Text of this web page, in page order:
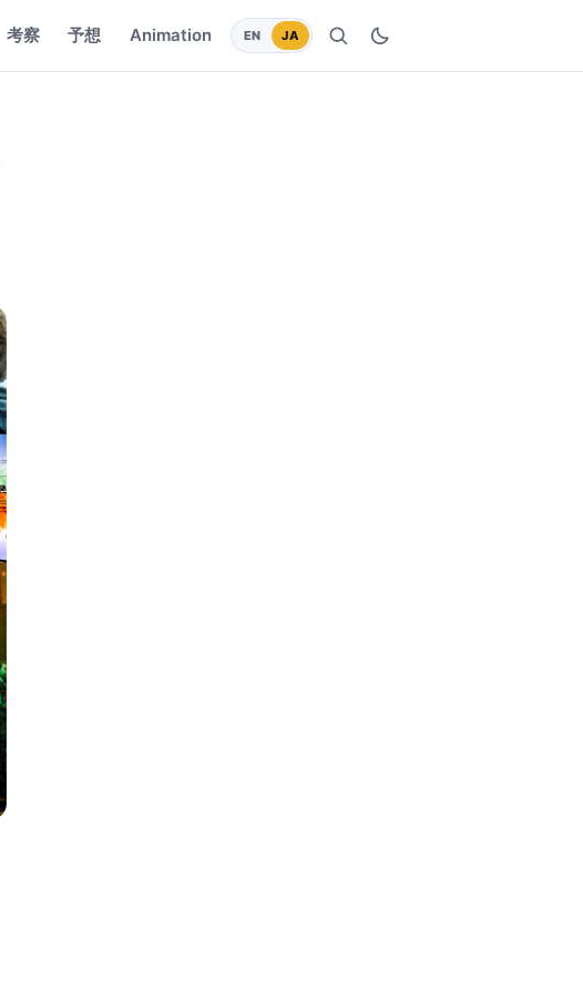
考察 予想 Animation EN JA 検索 ダークモードに切り替え